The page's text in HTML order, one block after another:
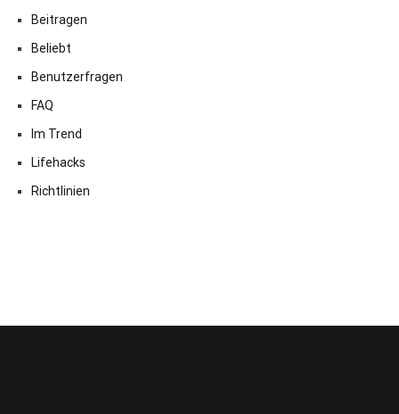
Beitragen
Beliebt
Benutzerfragen
FAQ
Im Trend
Lifehacks
Richtlinien